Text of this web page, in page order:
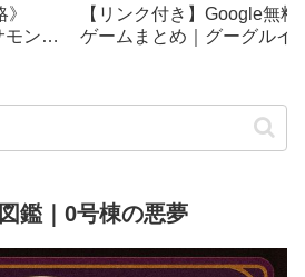
ン】
【リンク付き】Google無料
ゲームまとめ｜グーグルイ
クetc…
鑑｜0号棟の悪夢